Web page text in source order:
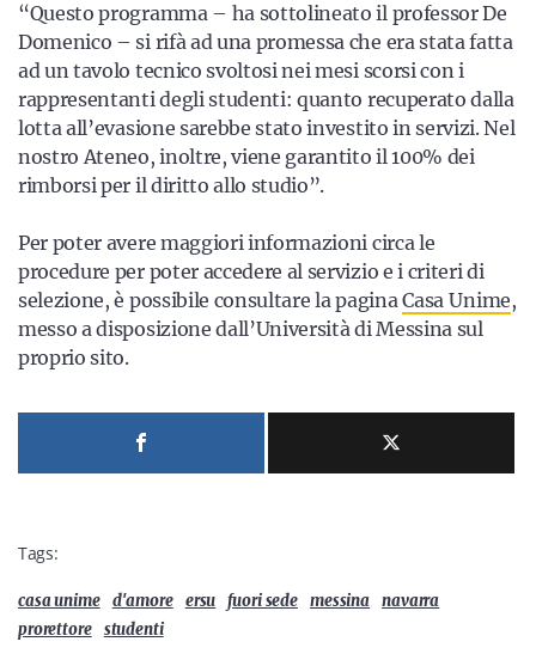
“Questo programma – ha sottolineato il professor De
Domenico – si rifà ad una promessa che era stata fatta
ad un tavolo tecnico svoltosi nei mesi scorsi con i
rappresentanti degli studenti: quanto recuperato dalla
lotta all’evasione sarebbe stato investito in servizi. Nel
nostro Ateneo, inoltre, viene garantito il 100% dei
rimborsi per il diritto allo studio”.
Per poter avere maggiori informazioni circa le
procedure per poter accedere al servizio e i criteri di
selezione, è possibile consultare la paginaCasa Unime,
messo a disposizione dall’Università di Messina sul
proprio sito.
Tags:
casa unime d'amore ersu fuori sede messina navarra
prorettore
studenti